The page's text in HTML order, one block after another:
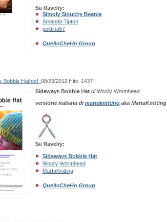
Su Ravelry:
Simply Slouchy Beanie
Amanda Tipton
poldina57
QuelloCheHo Group
Bobble Hathot! 08/23/2012 Hits: 1437
Sideways Bobble Hat diWoolly Wormhead
versione italiana dimartaknitting aka MartaKnitting
Su Ravelry:
Sideways Bobble Hat
Woolly Wormhead
MartaKnitting
QuelloCheHo Group